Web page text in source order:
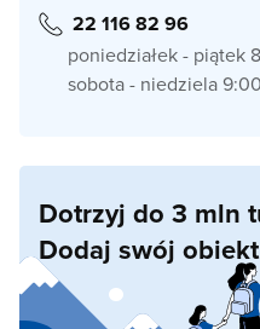
22 116 82 96
poniedziałek - piątek
sobota - niedziela
Dotrzyj do 3 mln
Dodaj swój obiekt